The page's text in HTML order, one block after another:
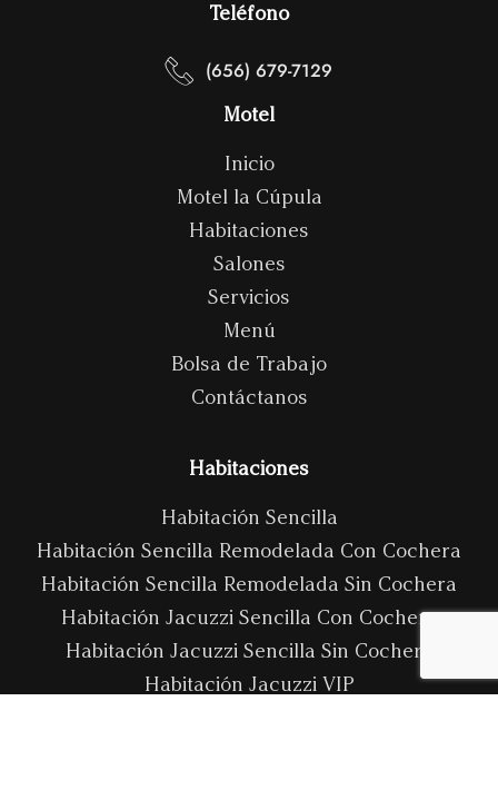
Teléfono
(656) 679-7129
Motel
Inicio
Motel la Cúpula
Habitaciones
Salones
Servicios
Menú
Bolsa de Trabajo
Contáctanos
Habitaciones
Habitación Sencilla
Habitación Sencilla Remodelada Con Cochera
Habitación Sencilla Remodelada Sin Cochera
Habitación Jacuzzi Sencilla Con Cochera
Habitación Jacuzzi Sencilla Sin Cochera
Habitación Jacuzzi VIP